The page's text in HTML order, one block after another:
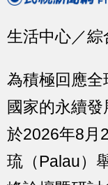
生活中心／綜
為積極回應
國家的永續
於2026年8月
琉（Palau）